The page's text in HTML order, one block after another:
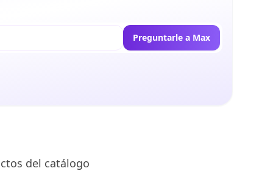
Preguntarle a Max
del catálogo